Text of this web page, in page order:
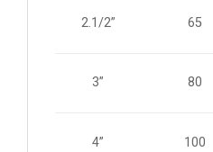
2.1/2” 65
3” 80
4” 100